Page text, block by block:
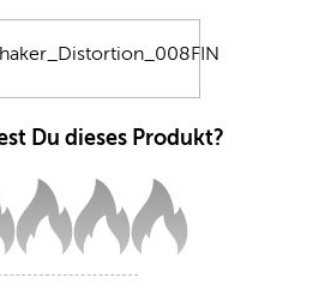
Du dieses Produkt?